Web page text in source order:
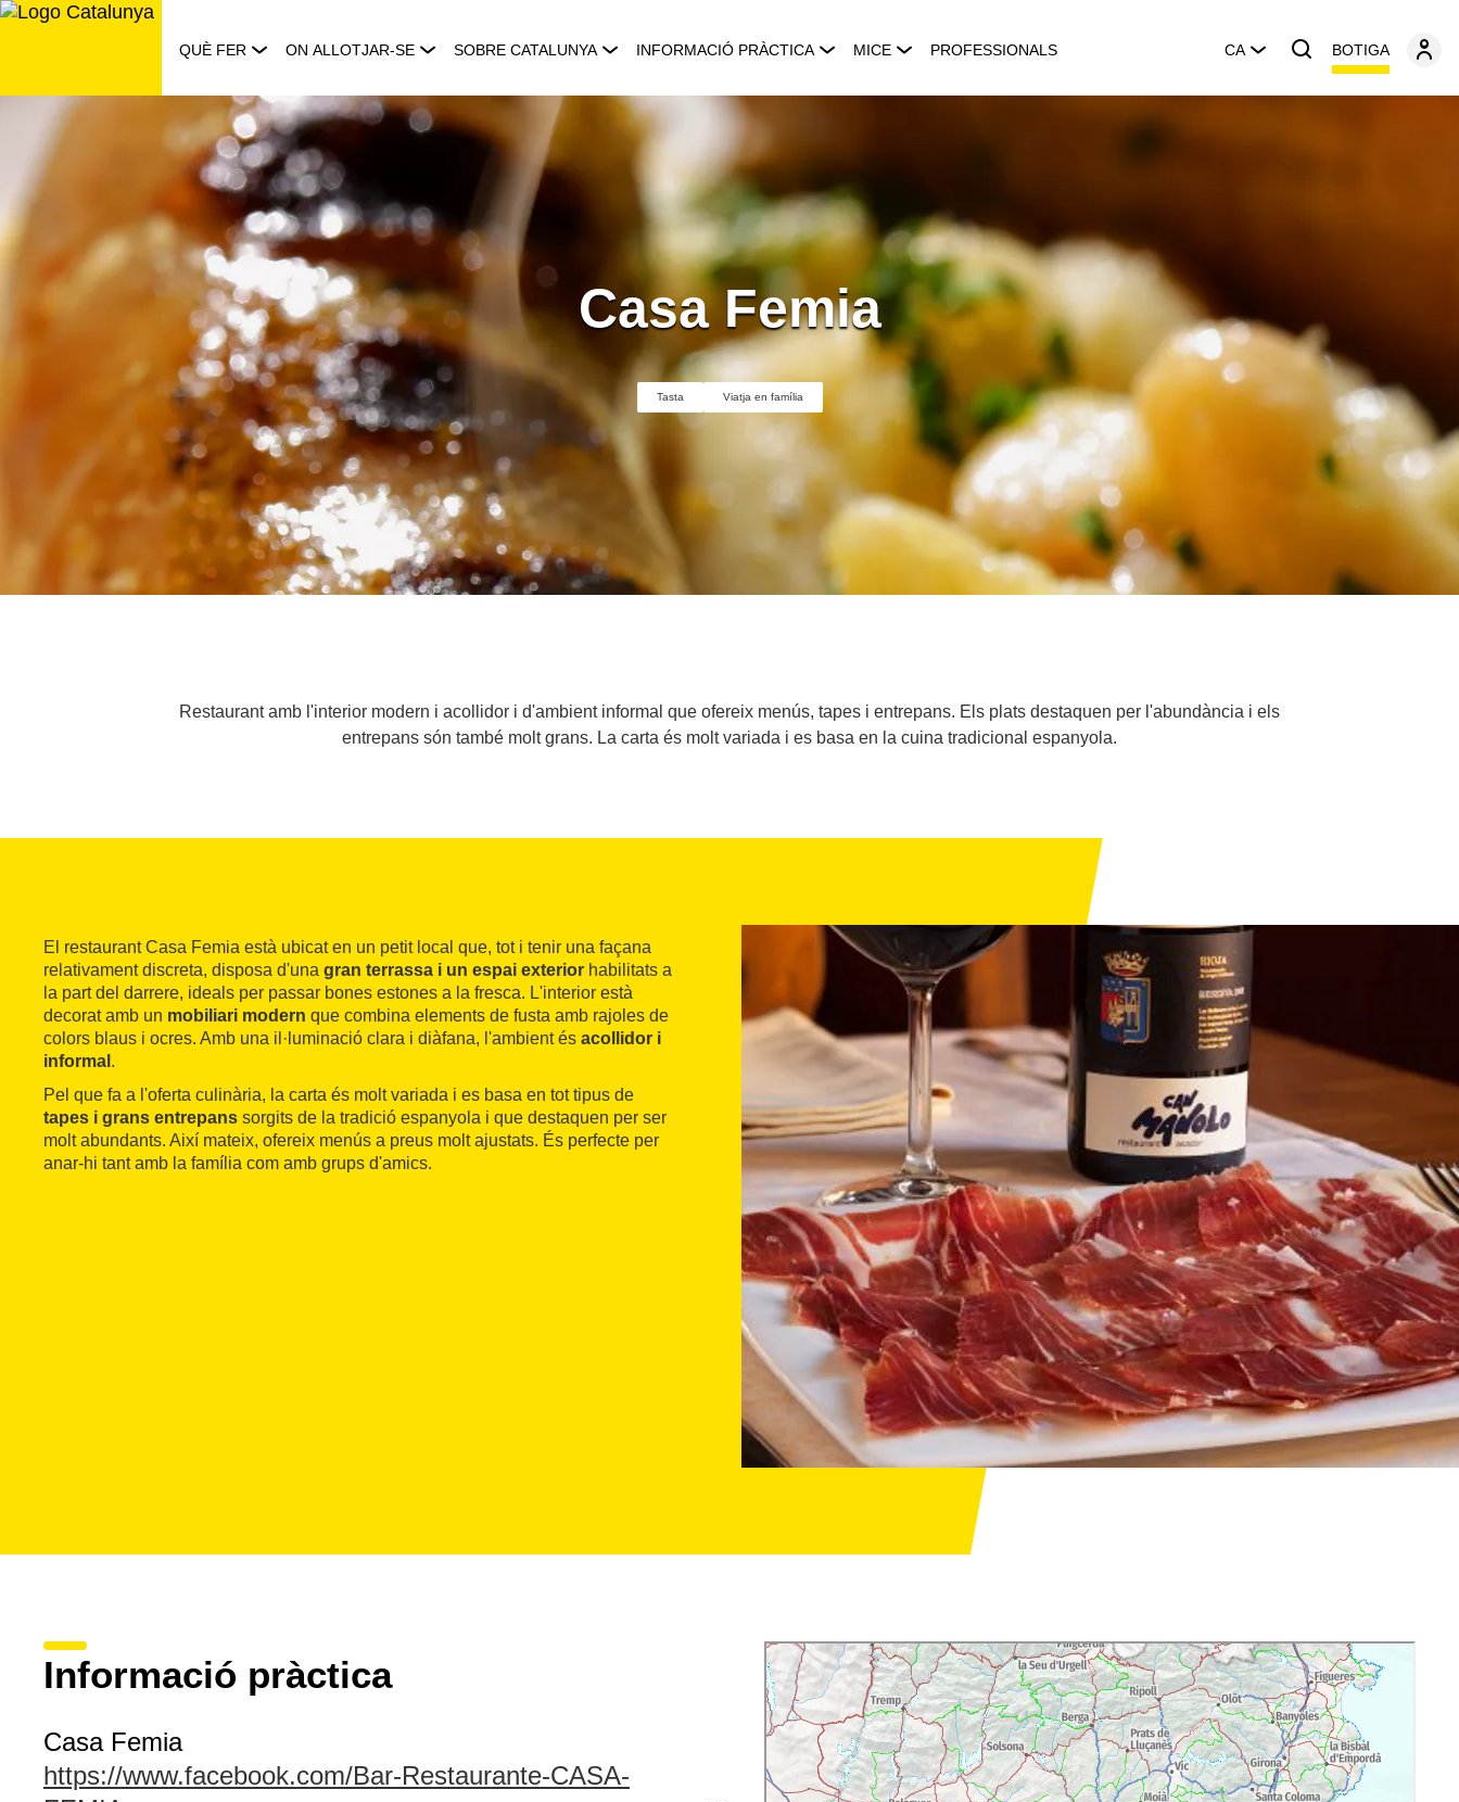
Saltar
QUÈ FER ON ALLOTJAR-SE SOBRE CATALUNYA INFORMACIÓ PRÀCTICA MICE PROFESSIONALS CA BOTIGA
Casa Femia
Tasta Viatja en família
Restaurant amb l'interior modern i acollidor i d'ambient informal que ofereix menús, tapes i entrepans. Els plats destaquen per l'abundància i els
entrepans són també molt grans. La carta és molt variada i es basa en la cuina tradicional espanyola.
El restaurant Casa Femia està ubicat en un petit local que, tot i tenir una façana
relativament discreta, disposa d'una gran terrassa i un espai exterior habilitats a
la part del darrere, ideals per passar bones estones a la fresca. L'interior està
decorat amb un mobiliari modern que combina elements de fusta amb rajoles de
colors blaus i ocres. Amb una il·luminació clara i diàfana, l'ambient és acollidor i
informal .
Pel que fa a l'oferta culinària, la carta és molt variada i es basa en tot tipus de
tapes i grans entrepans sorgits de la tradició espanyola i que destaquen per ser
molt abundants. Així mateix, ofereix menús a preus molt ajustats. És perfecte per
anar-hi tant amb la família com amb grups d'amics.
Informació pràctica
Casa Femia
https://www.facebook.com/Bar-Restaurante-CASA-